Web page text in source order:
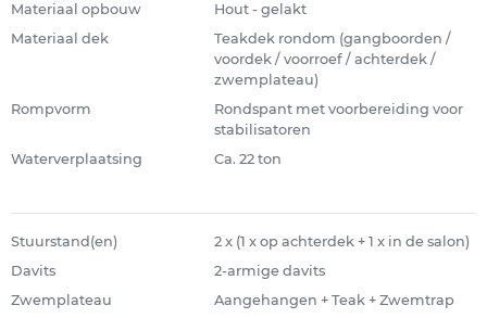
Materiaal opbouw
Hout - gelakt
Materiaal dek
Teakdek rondom (gangboorden /
voordek / voorroef / achterdek /
zwemplateau)
Rompvorm
Rondspant met voorbereiding voor
stabilisatoren
Waterverplaatsing
Ca. 22 ton
Stuurstand(en)
2 x (1 x op achterdek + 1 x in de salon)
Davits
2-armige davits
Zwemplateau
Aangehangen + Teak + Zwemtrap